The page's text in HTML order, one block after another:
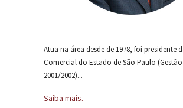
Atua na área desde de 1978, foi presidente
Comercial do Estado de São Paulo (Gestão
2001/2002)...
Saiba mais.